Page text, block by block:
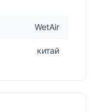
WetAir
китай